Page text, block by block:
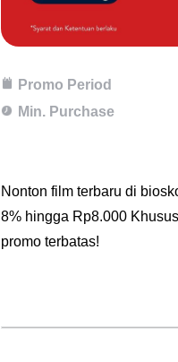
Promo Period
Min. Purchase
Nonton film terbaru di
8% hingga Rp8.000
promo terbatas!